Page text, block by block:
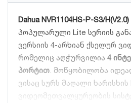
Dahua NVR1104HS-P-S3/H(V2.0)
პოპულარული Lite სერიის
ვერსიის 4-არხიან ქსელურ
რომელიც აღჭურვილია 4
პორტით. მოწყობილობა
ვისაც სურს მაღალი ხარისხის
ვიდეომეთვალყურეობის